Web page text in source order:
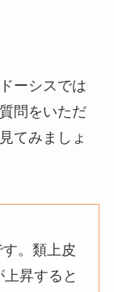
ーシスでは
問をいただ
てみましょ
。類上皮
昇すると